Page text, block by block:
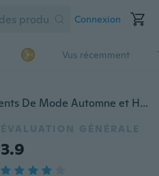
Connexion
Vus récemment
XS-8XL Plus La Taille Vêtements De Mode Automne et Hiver Tops Femmes Chemises À Manches Longues Bloc Couleur Irrégulière Ourlet Blouses Dames Casual Lâche Pull Sweatshirts Basique O-cou Coton T-shirts
ÉVALUATION GÉNÉRALE
3.9